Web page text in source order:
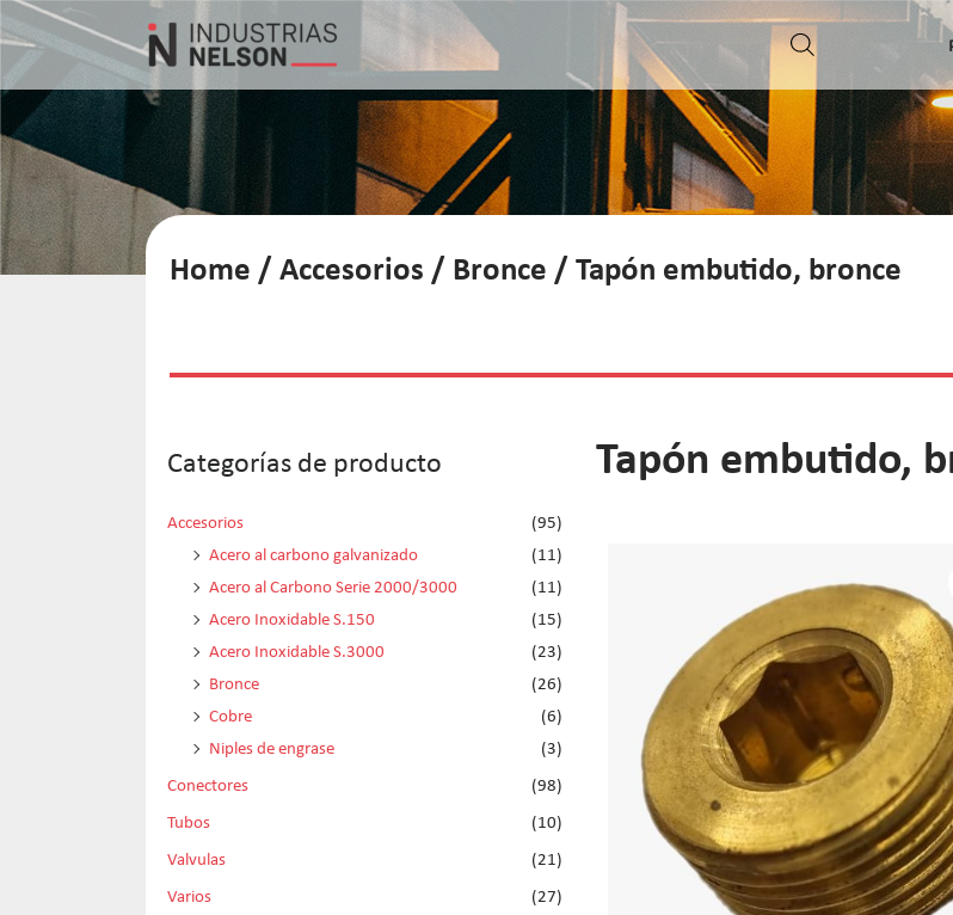
Home /Accesorios / Bronce / Tapón embutido, bronce
Categorías de producto
Accesorios
(95)
Acero al carbono galvanizado
(11)
Acero al Carbono Serie 2000/3000
(11)
Acero Inoxidable S.150
(15)
Acero Inoxidable S.3000
(23)
Bronce
(26)
Cobre
(6)
Niples de engrase
(3)
Conectores
(98)
Tubos
(10)
Valvulas
(21)
Varios
(27)
Tapón embutido,